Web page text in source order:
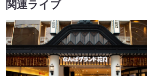
関連ライブ